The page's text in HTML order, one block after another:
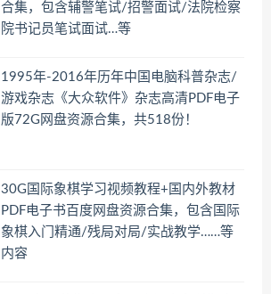
合集，包含辅警笔试/招警面试/法院检察
院书记员笔试面试…等
1995年-2016年历年中国电脑科普杂志/
游戏杂志《大众软件》杂志高清PDF电子
版72G网盘资源合集，共518份！
30G国际象棋学习视频教程+国内外教材
PDF电子书百度网盘资源合集，包含国际
象棋入门精通/残局对局/实战教学……等
内容